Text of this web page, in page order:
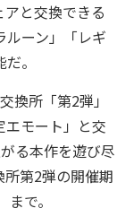
と交換できる
ルーン」「レギ
。
換所「第2弾」
エモート」と交
る本作を遊び尽
所第2弾の開催期
で。